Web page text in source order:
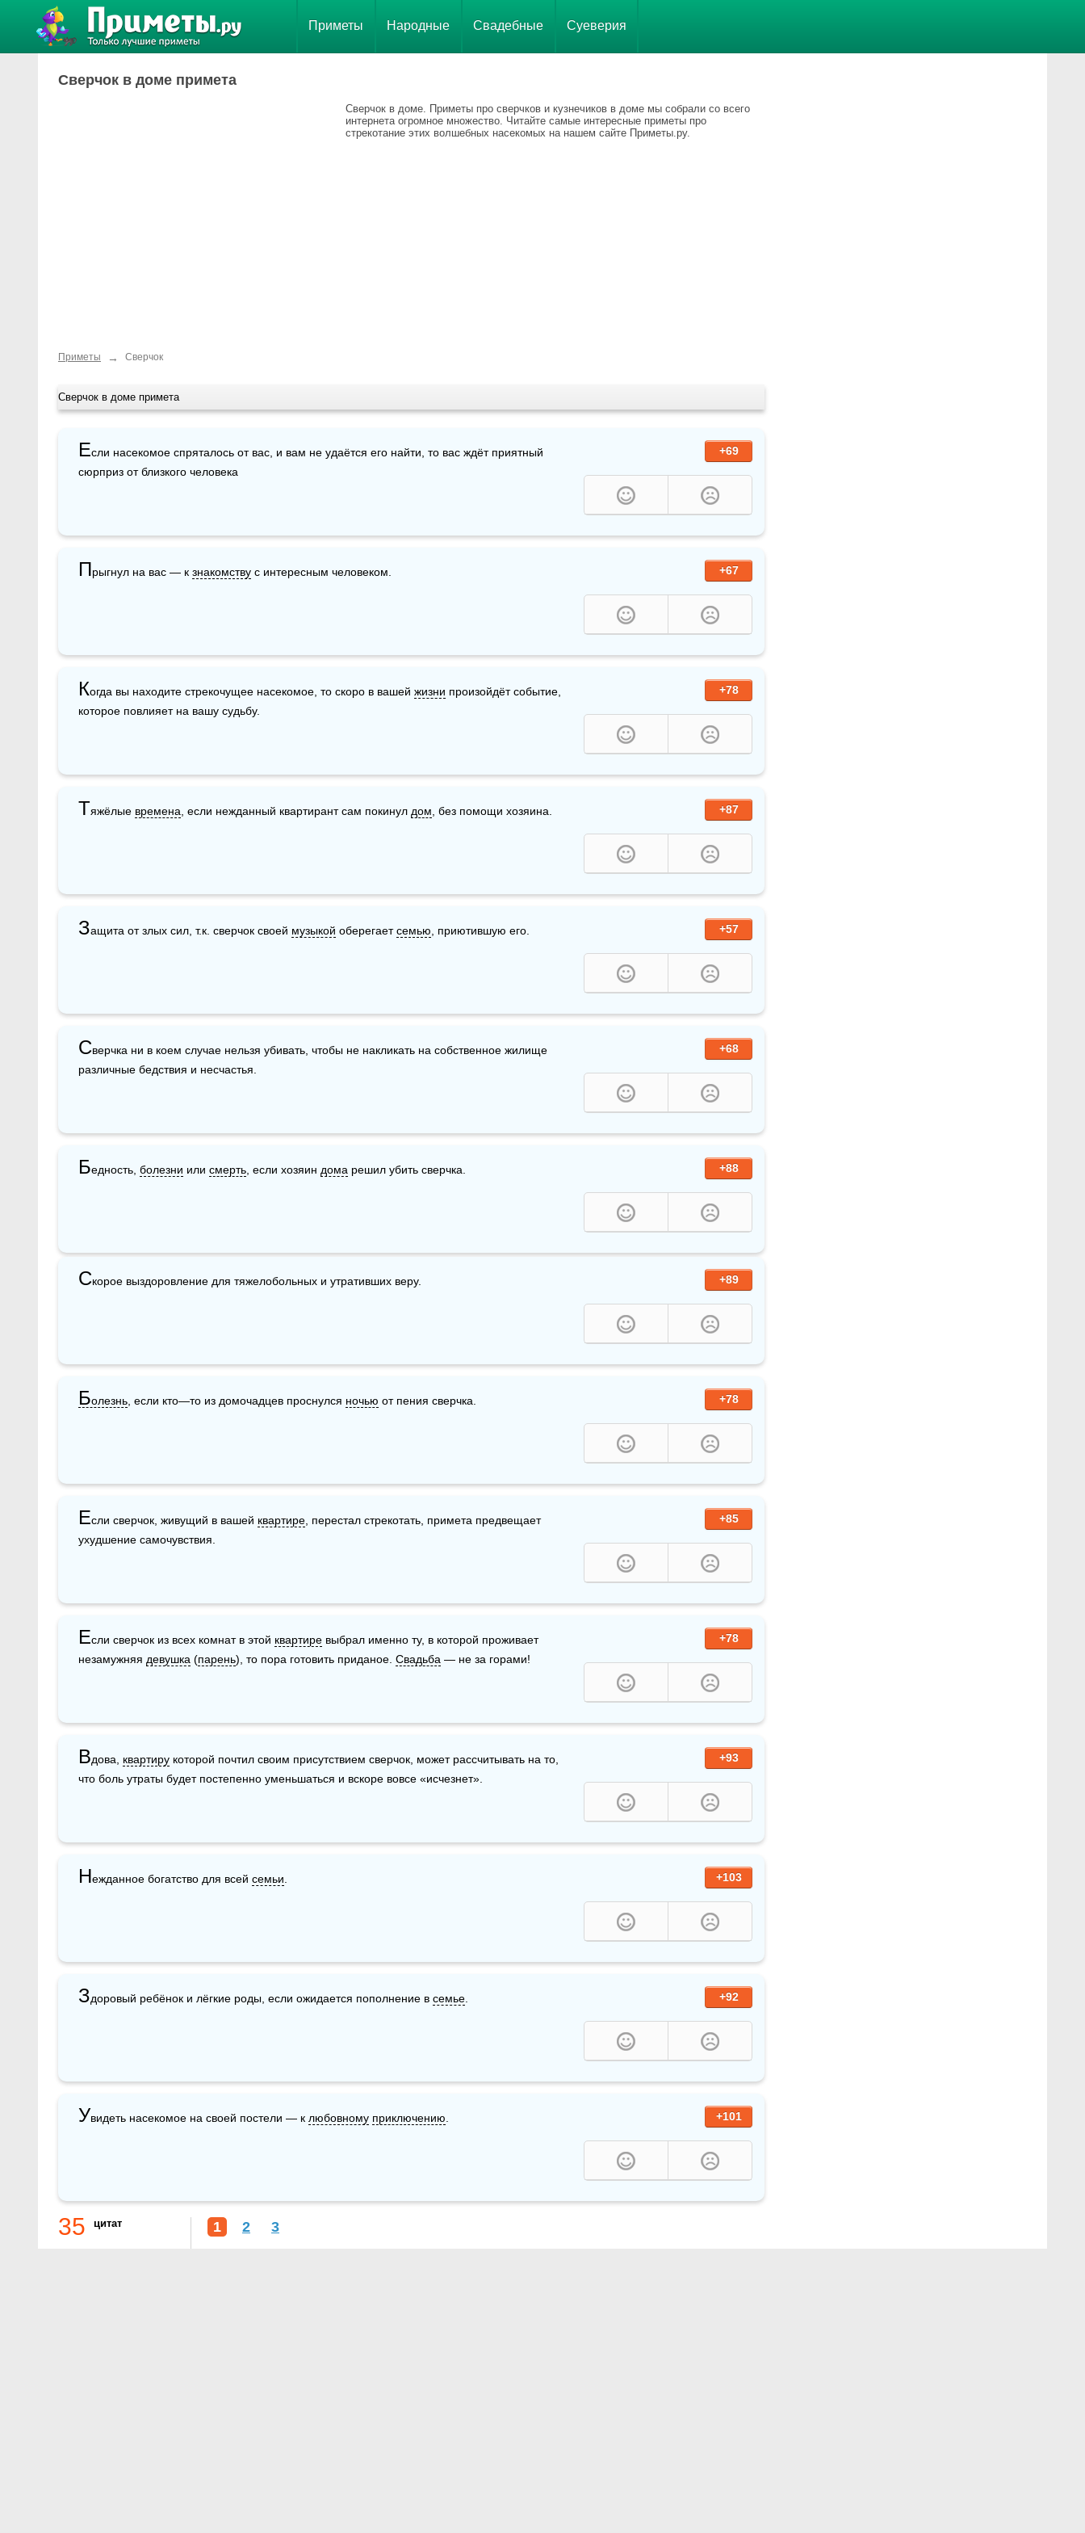
Приметы Народные Свадебные Суеверия
Сверчок в доме примета
Сверчок в доме. Приметы про сверчков и кузнечиков в доме мы собрали со всего
интернета огромное множество. Читайте самые интересные приметы про
стрекотание этих волшебных насекомых на нашем сайте Приметы.ру.
Приметы → Сверчок
Сверчок в доме примета
+69
Если насекомое спряталось от вас, и вам не удаётся его найти, то вас ждёт приятный
сюрприз от близкого человека
+67
Прыгнул на вас — к знакомству с интересным человеком.
+78
Когда вы находите стрекочущее насекомое, то скоро в вашей жизни произойдёт событие,
которое повлияет на вашу судьбу.
+87
Тяжёлые времена , если нежданный квартирант сам покинул дом , без помощи хозяина.
+57
Защита от злых сил, т.к. сверчок своей музыкой оберегает семью , приютившую его.
+68
Сверчка ни в коем случае нельзя убивать, чтобы не накликать на собственное жилище
различные бедствия и несчастья.
+88
Бедность, болезни или смерть , если хозяин дома решил убить сверчка.
+89
Скорое выздоровление для тяжелобольных и утративших веру.
+78
Болезнь , если кто—то из домочадцев проснулся ночью от пения сверчка.
+85
Если сверчок, живущий в вашей квартире , перестал стрекотать, примета предвещает
ухудшение самочувствия.
+78
Если сверчок из всех комнат в этой квартире выбрал именно ту, в которой проживает
незамужняя девушка (парень), то пора готовить приданое. Свадьба — не за горами!
+93
Вдова, квартиру которой почтил своим присутствием сверчок, может рассчитывать на то,
что боль утраты будет постепенно уменьшаться и вскоре вовсе «исчезнет».
+103
Нежданное богатство для всей семьи
+92
Здоровый ребёнок и лёгкие роды, если ожидается пополнение в семье
+101
Увидеть насекомое на своей постели — к любовному приключению
35 цитат 1 2 3